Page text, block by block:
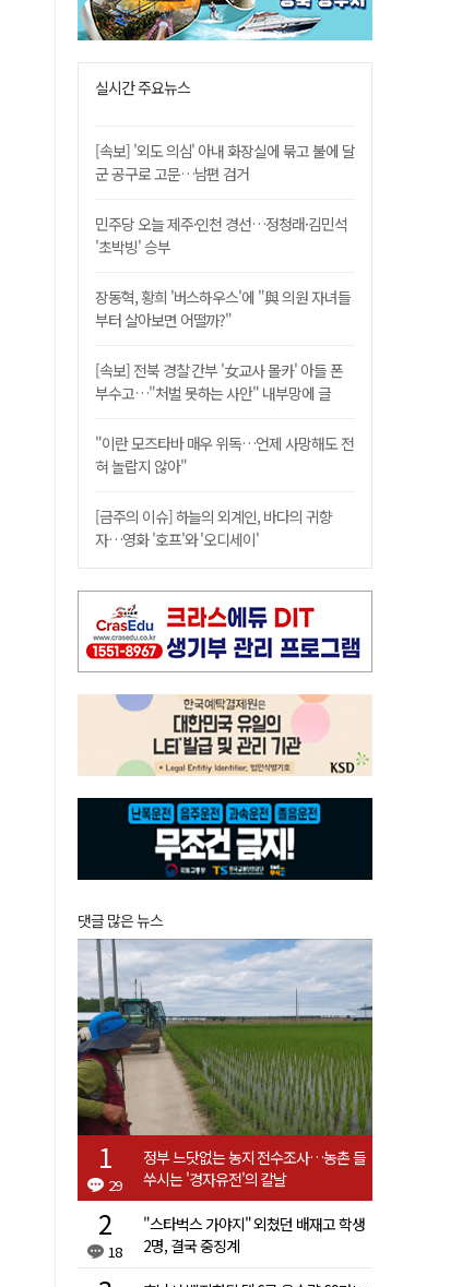
실시간 주요뉴스
[속보] '외도 의심' 아내 화장실에 묶고 불에 달
군 공구로 고문…남편 검거
민주당 오늘 제주·인천 경선…정청래·김민석
'초박빙' 승부
장동혁, 황희 '버스하우스'에 "與 의원 자녀들
부터 살아보면 어떨까?"
[속보] 전북 경찰 간부 '女교사 몰카' 아들 폰
부수고…"처벌 못하는 사안" 내부망에 글
"이란 모즈타바 매우 위독…언제 사망해도 전
혀 놀랍지 않아"
[금주의 이슈] 하늘의 외계인, 바다의 귀향
자…영화 '호프'와 '오디세이'
댓글 많은 뉴스
29
정부 느닷없는 농지 전수조사…농촌 들
쑤시는 '경자유전'의 칼날
18
"스타벅스 가야지" 외쳤던 배재고 학생
2명, 결국 중징계